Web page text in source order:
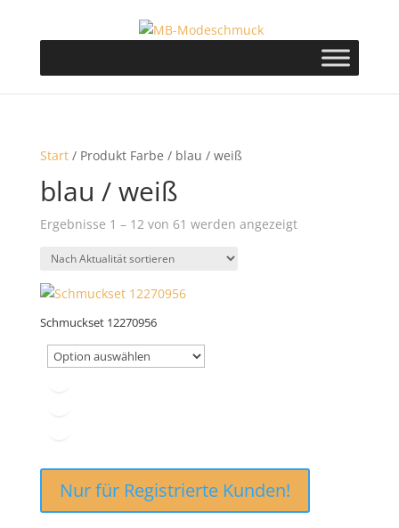
Start/ Produkt Farbe / blau / weiß
blau / weiß
Ergebnisse 1 – 12 von 61 werden angezeigtNach
Schmuckset 12270956
Nur für Registrierte Kunden!